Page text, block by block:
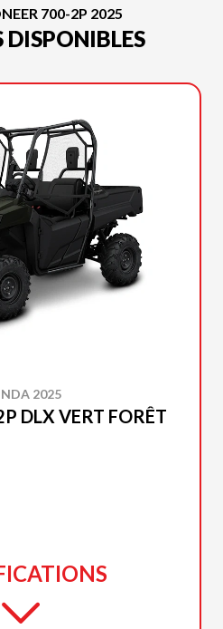
700-2P 2025
DISPONIBLES
2025
DLX VERT FORÊT